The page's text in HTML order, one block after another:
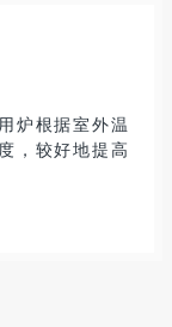
炉根据室外温
，较好地提高